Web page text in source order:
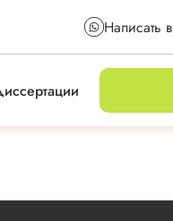
Написать в